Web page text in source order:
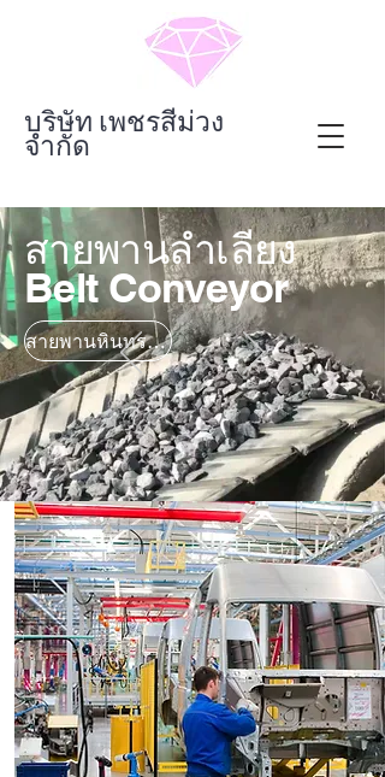
บริษัท เพชรสีม่วง
จำกัด
สายพานลำเลียง
Belt Conveyor
สายพานหินทราย